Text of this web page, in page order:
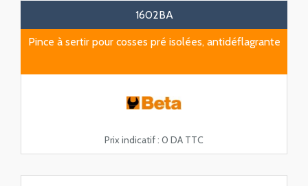
1602BA
Pince à sertir pour cosses pré isolées, antidéflagrante
Prix indicatif : 0 DA TTC